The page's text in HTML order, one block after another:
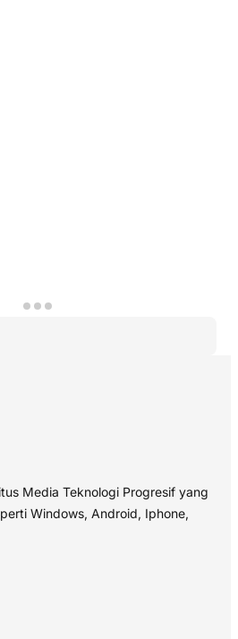
Media Teknologi Progresif yang
Windows, Android, Iphone,